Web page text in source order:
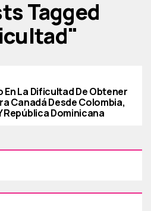
Tagged
En La Dificultad De Obtener
Canadá Desde Colombia,
República Dominicana